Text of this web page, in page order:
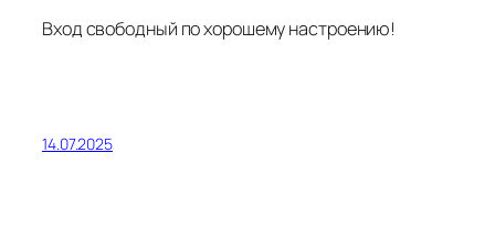
Вход свободный по хорошему настроению!
14.07.2025